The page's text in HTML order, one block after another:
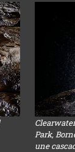
Park,
une